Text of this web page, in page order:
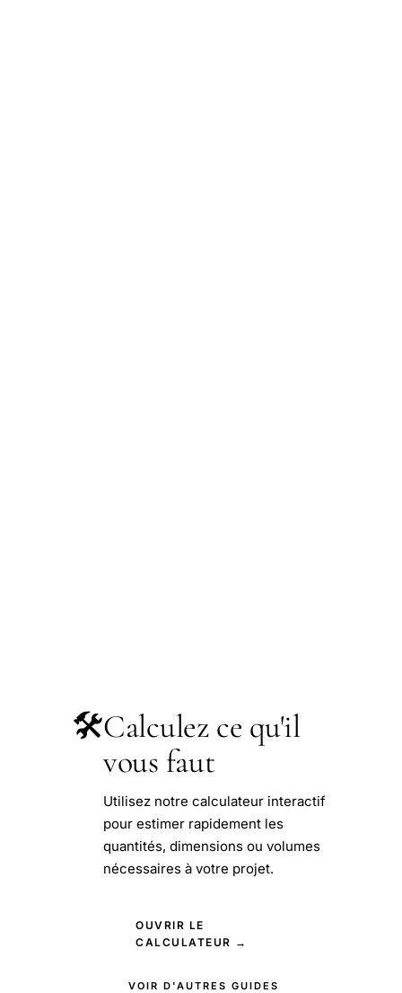
🛠️Calculez ce qu'il
vous faut
Utilisez notre calculateur interactif
pour estimer rapidement les
quantités, dimensions ou volumes
nécessaires à votre projet.
OUVRIR LE
CALCULATEUR →
VOIR D'AUTRES GUIDES